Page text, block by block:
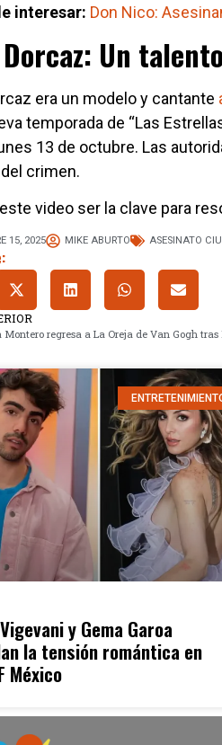
interesar: Don Nico:
Dorcaz: Un
era un modelo y cantante
temporada de “Las
13 de octubre. Las
crimen.
video ser la clave para
15, 2025 MIKE ABURTO ASESINATO
Montero regresa a La Oreja de Van Gogh tras
y Gema Garoa
la tensión romántica en
México